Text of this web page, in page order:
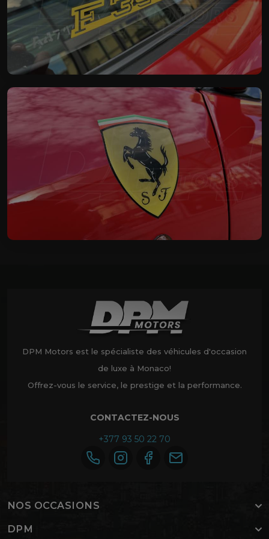
DPM Motors est le spécialiste des véhicules d'occasion
de luxe à Monaco!
Offrez-vous le service, le prestige et la performance.
CONTACTEZ-NOUS
+377 93 50 22 70
NOS OCCASIONS
DPM